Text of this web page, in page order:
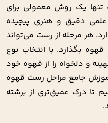
تنها یک روش معمولی برای
علمی دقیق و هنری پیچیده
هر مرحله از رست می‌تواند
قهوه بگذارد. با انتخاب نوع
و دلخواه را از قهوه خود
جامع مراحل رست قهوه
تا درک عمیق‌تری از برشته